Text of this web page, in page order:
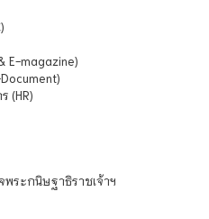
E-magazine)
(HR)
พระกนิษฐาธิราชเจ้าฯ